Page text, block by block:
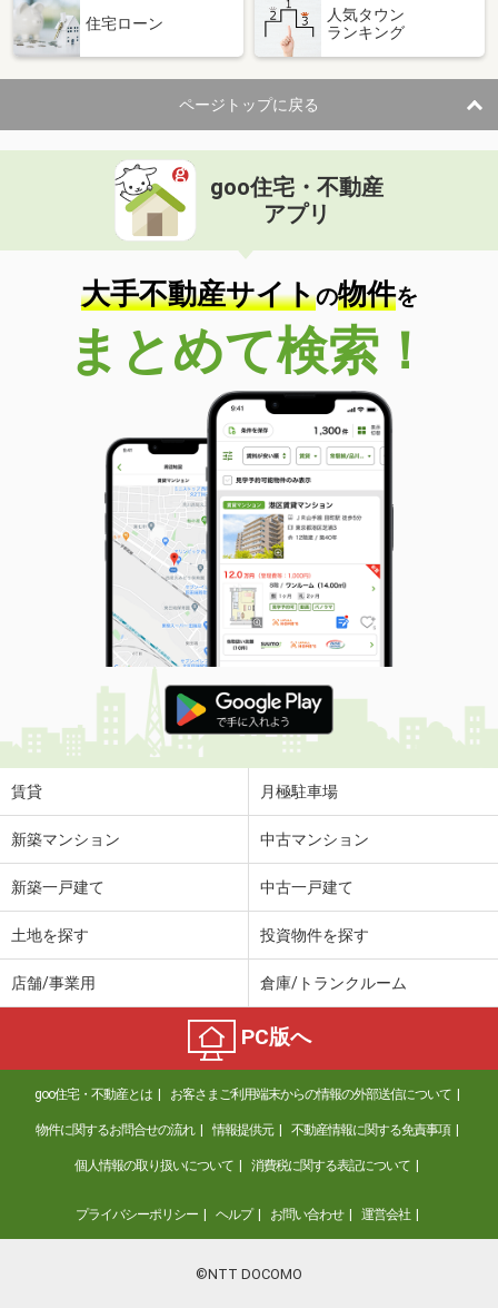
住宅ローン
人気タウン
ランキング
ページトップに戻る
goo住宅・不動産
アプリ
大手不動産サイトの物件を
まとめて検索！
賃貸 月極駐車場
新築マンション 中古マンション
新築一戸建て 中古一戸建て
土地を探す 投資物件を探す
店舗/事業用 倉庫/トランクルーム
PC版へ
goo住宅・不動産とは お客さまご利用端末からの情報の外部送信について
物件に関するお問合せの流れ 情報提供元 不動産情報に関する免責事項
個人情報の取り扱いについて 消費税に関する表記について
プライバシーポリシー ヘルプ お問い合わせ 運営会社
©NTT DOCOMO